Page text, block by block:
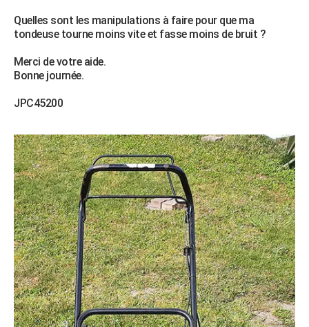
AVIS DE DÉCÈS
Bricolage
Lifestyle
Culture
Sport
Auto
Television
Voyage
Cinema
Quelles sont les manipulations à faire pour que ma
tondeuse tourne moins vite et fasse moins de bruit ?
Merci de votre aide.
Bonne journée.
JPC45200